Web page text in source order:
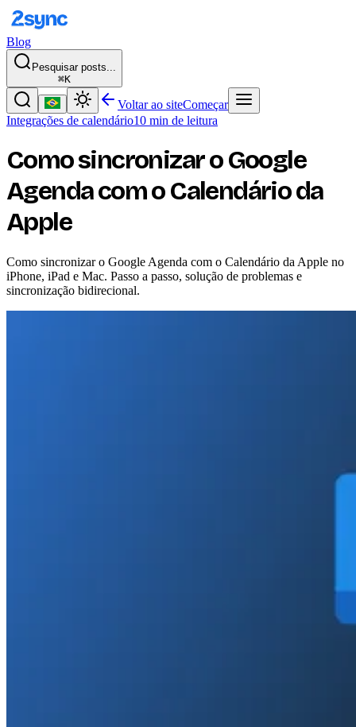
Blog
Pesquisar posts...
⌘K
Voltar ao siteComeçar
Integrações de calendário10 min de leitura
Como sincronizar o Google
Agenda com o Calendário da
Apple
Como sincronizar o Google Agenda com o Calendário da Apple no
iPhone, iPad e Mac. Passo a passo, solução de problemas e
sincronização bidirecional.